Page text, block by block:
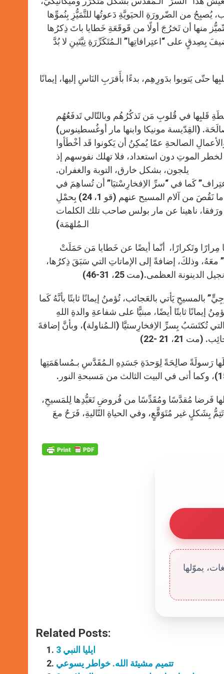
يُصبِحُ من الضّرورَةِ الحيَويَّةِ دَعوتُها للتَّمَيُّزِ بِنُموِّها
منها أن تَخرُجَ أولًا من قَوقَعَةِ خَطايا باتَ ذِكرُها
بِصِدقٍ على “اعتِرافاتِها” الـمُتَكَرِّرَةِ نِيَّتَينِ لا بُدَّ
يَتوبوا بدَورِهِم، بدءًا بأَقرَبِ النَاسِ إليها، إيمانًا
قَلبِها في قُلوبِ مَن تَذكُرُهُم وبالتّالي تَدفَعُهُم
(القِدّيسة مونيكا وابنها مار أوغُسطينوس)
الصالحةِ عمّا يُمكِنُ أن يَكونوا قَد أخْطَأوا
الموتِ دون استعداد، فلا تهلك نفوسهم إذ
يلجون، بشكل خارق، التوبة والغفران.
كَما في “سرِّ الاِفخارِسْتيَا” أن تُساهِمَ في
خَلاصِ الآخرينَ لأَنَّها أرادَتْ وتُريدُ، بكلِّ جَوارِحِها، أن تُكمِلَ في جَسَدِها ما نَقُصَ من آلام المسيح عنهم (قو 1، 24) بِحمْلِ
ورَفقا، ناهينا عن مار بولس صاحب تلك الكلمات
الـمُلهَمَة)
وتَكرارًا، أنّما أيضًا عن خَطايا مَن حَمَلَتْ
وذلكَ، إضافةً إلى الإماتاتِ التي سَبَقَ ذِكرُها،
العظمى.(مت 25، 31-46)
يَأتي بالعَجائب، تُؤمنُ إيمانًا ثابتًا بأنَّهُ كَما
ثابتًا أيضًا، مبنيًّا على شفاعةِ والدةِ اللهِ
تُكتَسَبُ بِسرِّ الاِفخارِستيَّا (الـمُناولة)، وبأنَّ إضافةَ
21 -22)
رَسولَةً صالِحَةً لِوَحدَةِ جَسَدِهِ الـمُقَدَّسِ بـمُساهَمَتِها
لها فَرضا مُقدَّسًا ومُقَدِّسًا من فُروضِ تَعَبُّدِها لِلمَسيحِ،
بِشَكلٍ غير مُتَوَقَّعٍ، وفي الحياةِ التّاليةِ، فَرَحٌ معَ
يموّلها
Related Posts:
ايليا النبي 3
تتميم مشيئة الله. خواطر يسوعي